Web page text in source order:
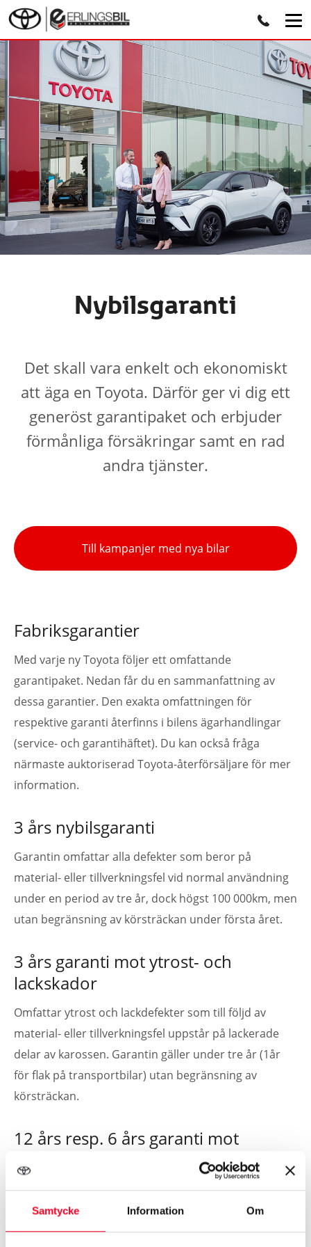
Samtycke Information Om
Nybilsgaranti
Det skall vara enkelt och ekonomiskt
att äga en Toyota. Därför ger vi dig ett
generöst garantipaket och erbjuder
förmånliga försäkringar samt en rad
andra tjänster.
Till kampanjer med nya bilar
Fabriksgarantier
Med varje ny Toyota följer ett omfattande
garantipaket. Nedan får du en sammanfattning av
dessa garantier. Den exakta omfattningen för
respektive garanti återfinns i bilens ägarhandlingar
(service- och garantihäftet). Du kan också fråga
närmaste auktoriserad Toyota-återförsäljare för mer
information.
3 års nybilsgaranti
Garantin omfattar alla defekter som beror på
material- eller tillverkningsfel vid normal användning
under en period av tre år, dock högst 100 000km, men
utan begränsning av körsträckan under första året.
3 års garanti mot ytrost- och
lackskador
Omfattar ytrost och lackdefekter som till följd av
material- eller tillverkningsfel uppstår på lackerade
delar av karossen. Garantin gäller under tre år (1år
för flak på transportbilar) utan begränsning av
körsträckan.
12 års resp. 6 års garanti mot
Garantin omfattar perforering av karossen (dvs hål
rakt igenom plåten inifrån och ut) till följd av material-
eller tillverkningsfel. Gäller under sex år för